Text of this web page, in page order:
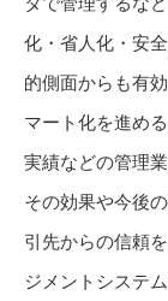
化・省人化・安
的側面からも有
マート化を進め
実績などの管理
その効果や今後
引先からの信頼
ジメントシステ